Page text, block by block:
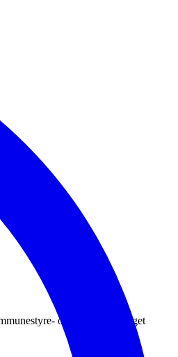
og fylkestingsvalget